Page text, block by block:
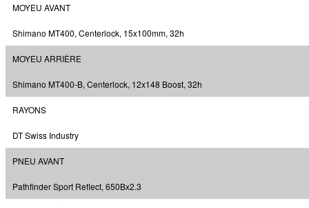
MOYEU AVANT
Shimano MT400, Centerlock, 15x100mm, 32h
MOYEU ARRIÈRE
Shimano MT400-B, Centerlock, 12x148 Boost, 32h
RAYONS
DT Swiss Industry
PNEU AVANT
Pathfinder Sport Reflect, 650Bx2.3